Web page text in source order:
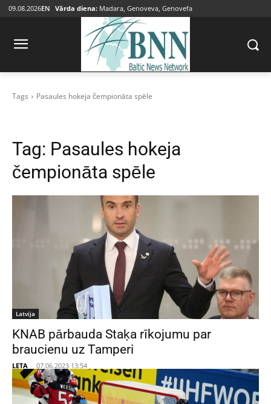
09.08.2026EN Vārda diena: Madara, Genoveva, Genovefa
Tags Pasaules hokeja čempionāta spēle
Tag: Pasaules hokeja
čempionāta spēle
Latvija
KNAB pārbauda Staķa rīkojumu par
braucienu uz Tamperi
LETA - 07.06.2023 13:54